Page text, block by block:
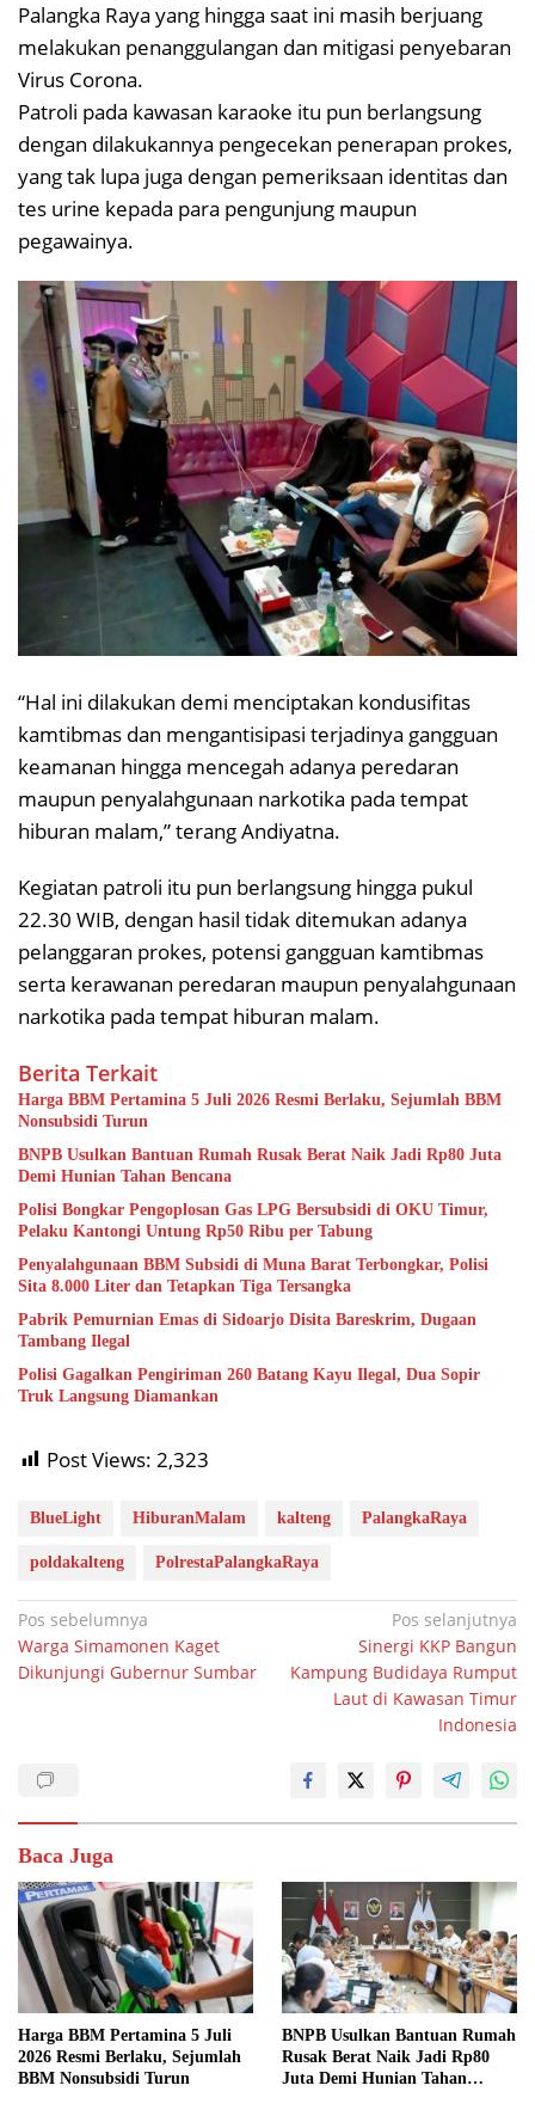
Palangka Raya yang hingga saat ini masih berjuang
melakukan penanggulangan dan mitigasi penyebaran
Virus Corona.
Patroli pada kawasan karaoke itu pun berlangsung
dengan dilakukannya pengecekan penerapan prokes,
yang tak lupa juga dengan pemeriksaan identitas dan
tes urine kepada para pengunjung maupun
pegawainya.
“Hal ini dilakukan demi menciptakan kondusifitas
kamtibmas dan mengantisipasi terjadinya gangguan
keamanan hingga mencegah adanya peredaran
maupun penyalahgunaan narkotika pada tempat
hiburan malam,” terang Andiyatna.
Kegiatan patroli itu pun berlangsung hingga pukul
22.30 WIB, dengan hasil tidak ditemukan adanya
pelanggaran prokes, potensi gangguan kamtibmas
serta kerawanan peredaran maupun penyalahgunaan
narkotika pada tempat hiburan malam.
Berita Terkait
Harga BBM Pertamina 5 Juli 2026 Resmi Berlaku, Sejumlah BBM
Nonsubsidi Turun
BNPB Usulkan Bantuan Rumah Rusak Berat Naik Jadi Rp80 Juta
Demi Hunian Tahan Bencana
Polisi Bongkar Pengoplosan Gas LPG Bersubsidi di OKU Timur,
Pelaku Kantongi Untung Rp50 Ribu per Tabung
Penyalahgunaan BBM Subsidi di Muna Barat Terbongkar, Polisi
Sita 8.000 Liter dan Tetapkan Tiga Tersangka
Pabrik Pemurnian Emas di Sidoarjo Disita Bareskrim, Dugaan
Tambang Ilegal
Polisi Gagalkan Pengiriman 260 Batang Kayu Ilegal, Dua Sopir
Truk Langsung Diamankan
Post Views: 2,323
BlueLight HiburanMalam kalteng PalangkaRaya
poldakalteng PolrestaPalangkaRaya
Navigasi
pos
Pos sebelumnya
Warga Simamonen Kaget
Dikunjungi Gubernur Sumbar
Pos selanjutnya
Sinergi KKP Bangun
Kampung Budidaya Rumput
Laut di Kawasan Timur
Indonesia
Baca Juga
Harga BBM Pertamina 5 Juli
2026 Resmi Berlaku, Sejumlah
BBM Nonsubsidi Turun
BNPB Usulkan Bantuan Rumah
Rusak Berat Naik Jadi Rp80
Juta Demi Hunian Tahan